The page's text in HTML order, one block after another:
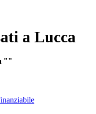
a Lucca
""